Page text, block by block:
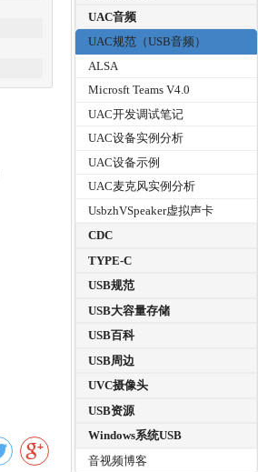
UAC音频
UAC规范（USB音频）
ALSA
Microsft Teams V4.0
UAC开发调试笔记
UAC设备实例分析
UAC设备示例
UAC麦克风实例分析
UsbzhVSpeaker虚拟声卡
CDC
TYPE-C
USB规范
USB大容量存储
USB百科
USB周边
UVC摄像头
USB资源
Windows系统USB
音视频博客